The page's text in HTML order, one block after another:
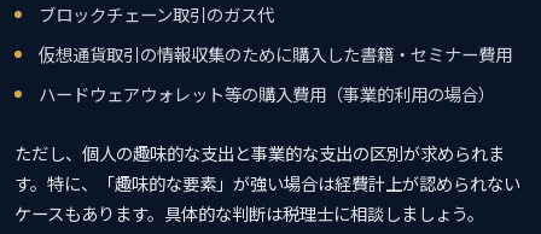
ブロックチェーン取引のガス代
仮想通貨取引の情報収集のために購入した書籍・セミナー費用
ハードウェアウォレット等の購入費用（事業的利用の場合）
ただし、個人の趣味的な支出と事業的な支出の区別が求められま
す。特に、「趣味的な要素」が強い場合は経費計上が認められない
ケースもあります。具体的な判断は税理士に相談しましょう。